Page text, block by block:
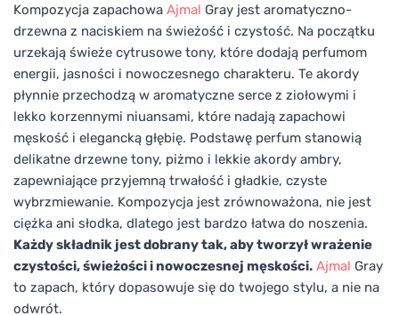
Kompozycja zapachowa Ajmal Gray jest aromatyczno-
drzewna z naciskiem na świeżość i czystość. Na początku
urzekają świeże cytrusowe tony, które dodają perfumom
energii, jasności i nowoczesnego charakteru. Te akordy
płynnie przechodzą w aromatyczne serce z ziołowymi i
lekko korzennymi niuansami, które nadają zapachowi
męskość i elegancką głębię. Podstawę perfum stanowią
delikatne drzewne tony, piżmo i lekkie akordy ambry,
zapewniające przyjemną trwałość i gładkie, czyste
wybrzmiewanie. Kompozycja jest zrównoważona, nie jest
ciężka ani słodka, dlatego jest bardzo łatwa do noszenia.
Każdy składnik jest dobrany tak, aby tworzył wrażenie
czystości, świeżości i nowoczesnej męskości. Ajmal Gray
to zapach, który dopasowuje się do twojego stylu, a nie na
odwrót.